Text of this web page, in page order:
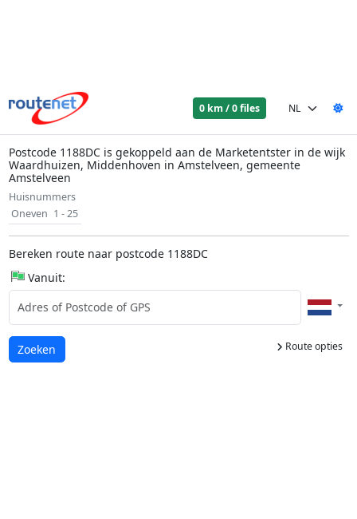
0 km / 0 files
Postcode 1188DC is gekoppeld aan de Marketentster in de wijk
Waardhuizen, Middenhoven in Amstelveen, gemeente
Amstelveen
Huisnummers
Oneven 1 - 25
Bereken route naar postcode 1188DC
Vanuit:
Route opties
Laden...
Zoeken